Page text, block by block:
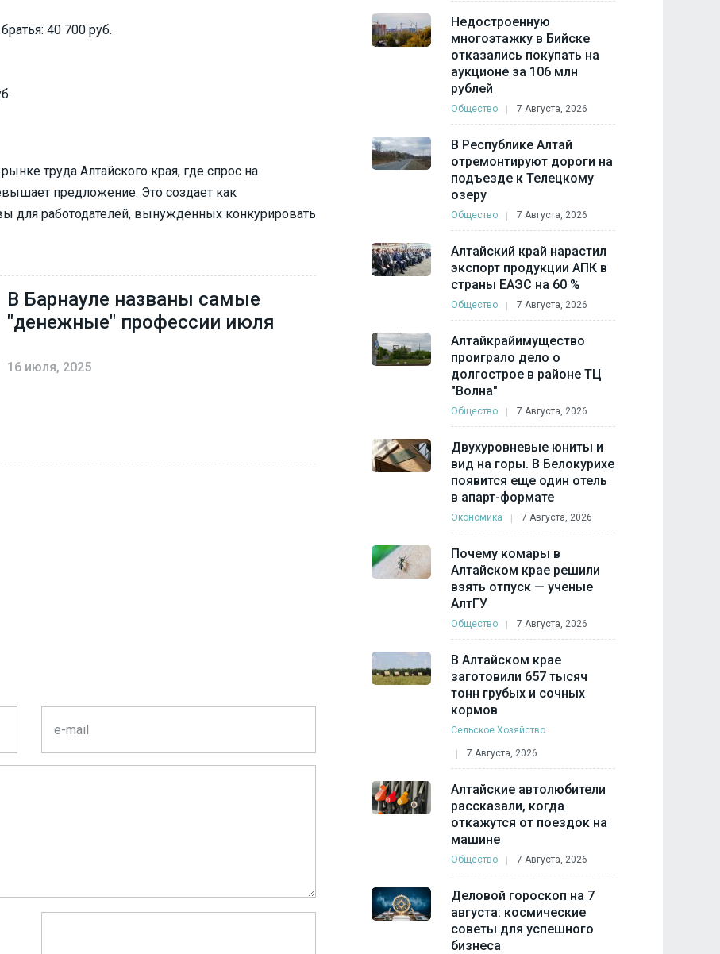
40 700 руб.
труда Алтайского края, где спрос на
предложение. Это создает как
для работодателей, вынужденных конкурировать
В Барнауле названы самые
"денежные" профессии июля
16 июля, 2025
Недостроенную
многоэтажку в Бийске
отказались покупать на
аукционе за 106 млн
рублей
Общество 7 Августа, 2026
В Республике Алтай
отремонтируют дороги на
подъезде к Телецкому
озеру
Общество 7 Августа, 2026
Алтайский край нарастил
экспорт продукции АПК в
страны ЕАЭС на 60 %
Общество 7 Августа, 2026
Алтайкрайимущество
проиграло дело о
долгострое в районе ТЦ
"Волна"
Общество 7 Августа, 2026
Двухуровневые юниты и
вид на горы. В Белокурихе
появится еще один отель
в апарт-формате
Экономика 7 Августа, 2026
Почему комары в
Алтайском крае решили
взять отпуск — ученые
АлтГУ
Общество 7 Августа, 2026
В Алтайском крае
заготовили 657 тысяч
тонн грубых и сочных
кормов
Сельское Хозяйство
7 Августа, 2026
Алтайские автолюбители
рассказали, когда
откажутся от поездок на
машине
Общество 7 Августа, 2026
Деловой гороскоп на 7
августа: космические
советы для успешного
бизнеса